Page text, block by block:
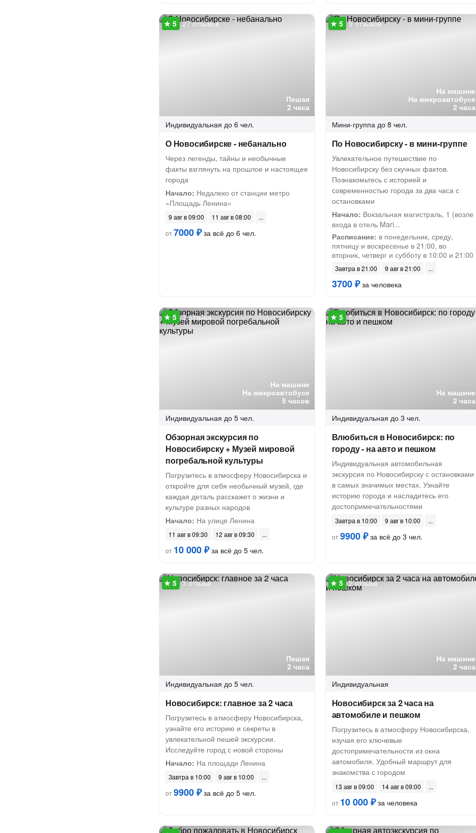
Пешая
2 часа
27 отзывов
Индивидуальная до 6 чел.
О Новосибирске - небанально
Через легенды, тайны и необычные
факты взглянуть на прошлое и настоящее
города
Начало: Недалеко от станции метро
«Площадь Ленина»
9 авг в 09:00
11 авг в 08:00
от7000 ₽за всё до 6 чел.
На машине
На микроавтобусе
2 часа
9 отзывов
Мини-группа до 8 чел.
По Новосибирску - в мини-группе
Увлекательное путешествие по
Новосибирску без скучных фактов.
Познакомьтесь с историей и
современностью города за два часа с
остановками
Начало: Вокзальная магистраль, 1 (возле
входа в отель Mari...
Расписание: в понедельник, среду,
пятницу и воскресенье в 21:00, во
вторник, четверг и субботу в 10:00 и 21:00
Завтра в 21:00 9 авг в 21:00
3700 ₽за человека
На машине
На микроавтобусе
5 часов
3 отзыва
Индивидуальная до 5 чел.
Обзорная экскурсия по
Новосибирску + Музей мировой
погребальной культуры
Погрузитесь в атмосферу Новосибирска и
откройте для себя необычный музей, где
каждая деталь расскажет о жизни и
культуре разных народов
Начало: На улице Ленина
11 авг в 09:30
12 авг в 09:30
от 10 000 ₽за всё до 5 чел.
На машине
2 часа
5 отзывов
Индивидуальная до 3 чел.
Влюбиться в Новосибирск: по
городу - на авто и пешком
Индивидуальная автомобильная
экскурсия по Новосибирску с остановками
в самых значимых местах. Узнайте
историю города и насладитесь его
достопримечательностями
Завтра в 10:00
9 авг в 10:00
от9900 ₽за всё до 3 чел.
Пешая
2 часа
3 отзыва
Индивидуальная до 5 чел.
Новосибирск: главное за 2 часа
Погрузитесь в атмосферу Новосибирска,
узнайте его историю и секреты в
увлекательной пешей экскурсии.
Исследуйте город с новой стороны
Начало: На площади Ленина
Завтра в 10:00
9 авг в 10:00
от9900 ₽за всё до 5 чел.
На машине
2 часа
2 отзыва
Индивидуальная
Новосибирск за 2 часа на
автомобиле и пешком
Погрузитесь в атмосферу Новосибирска,
изучая его ключевые
достопримечательности из окна
автомобиля. Удобный маршрут для
знакомства с городом
13 авг в 09:00
14 авг в 09:00
от 10 000 ₽за человека